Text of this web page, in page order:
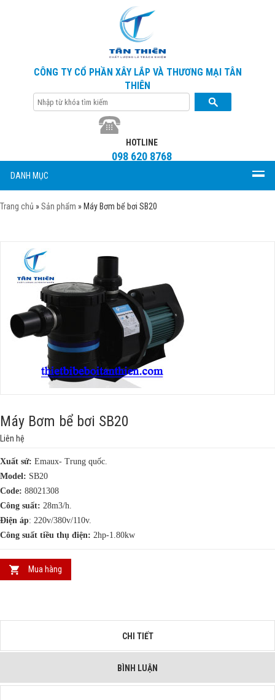
CÔNG TY CỔ PHẦN XÂY LẮP VÀ THƯƠNG MẠI TÂN
THIÊN
HOTLINE
098 620 8768
DANH MỤC
Trang chủ »Sản phẩm » Máy Bơm bể bơi SB20
Máy Bơm bể bơi SB20
Liên hệ
Xuất sứ: Emaux- Trung quốc.
Model: SB20
Code: 88021308
Công suất: 28m3/h.
Điện áp: 220v/380v/110v.
Công suất tiều thụ điện: 2hp-1.80kw
Mua hàng
CHI TIẾT
BÌNH LUẬN